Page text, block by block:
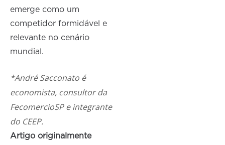
emerge como um
competidor formidável e
relevante no cenário
mundial.
*André Sacconato é
economista, consultor da
FecomercioSP e integrante
do CEEP.
Artigo originalmente